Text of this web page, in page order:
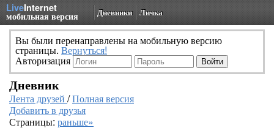
LiveInternet
мобильная версия Дневники Личка
Вы были перенаправлены на мобильную версию
страницы. Вернуться!
Авторизация
Дневник
Лента друзей /Полная версия
Добавить в друзья
Страницы: раньше»